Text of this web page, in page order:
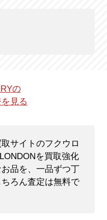
の
見る
サイトのフクウロ
を買取強化
品を、一品ずつ丁
ろん査定は無料で